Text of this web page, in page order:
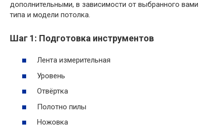
дополнительными, в зависимости от выбранного вами
типа и модели потолка.
Шаг 1: Подготовка инструментов
Лента измерительная
Уровень
Отвёртка
Полотно пилы
Ножовка